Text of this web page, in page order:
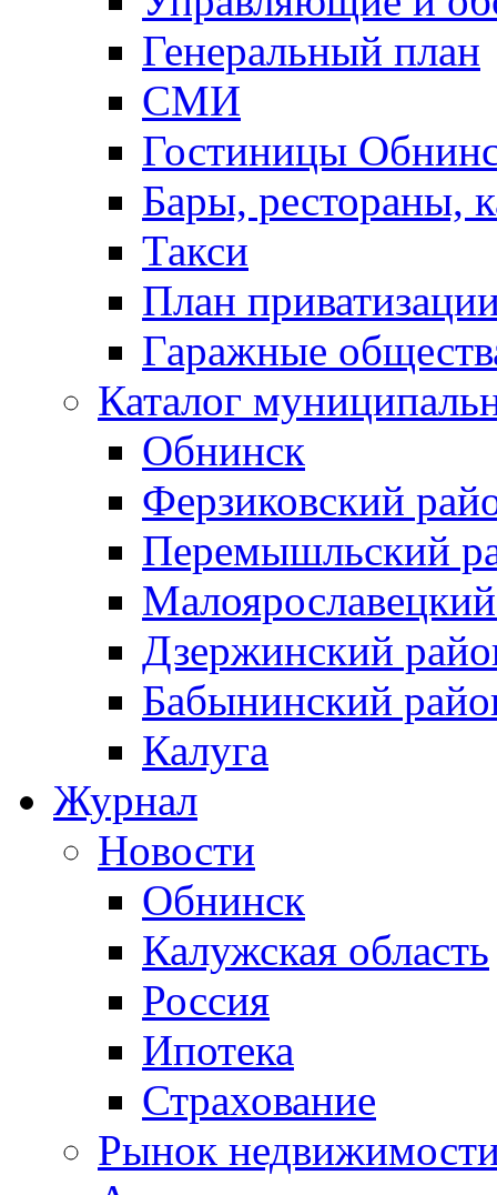
Генеральный план
СМИ
Гостиницы
Бары, рестораны,
Такси
План
Гаражные
Каталог
Обнинск
Ферзиковский
Перемышльский
Дзержинский
Бабынинский
Калуга
Журнал
Новости
Обнинск
Калужская область
Россия
Ипотека
Страхование
Рынок